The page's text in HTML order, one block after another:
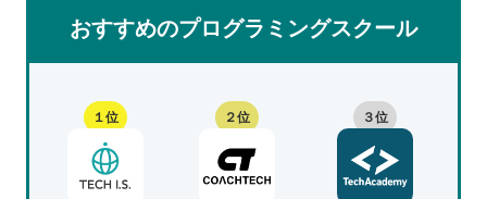
おすすめのプログラミングスクール
１位 ２位 ３位